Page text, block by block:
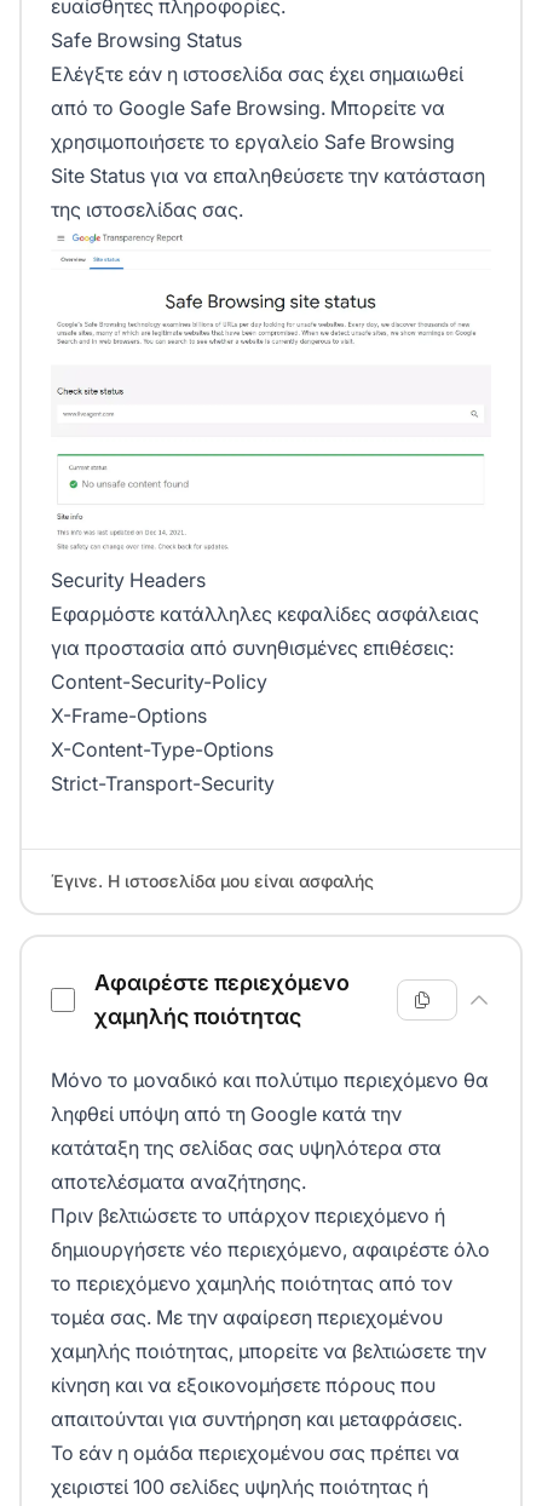
ευαίσθητες πληροφορίες.
Safe Browsing Status
Ελέγξτε εάν η ιστοσελίδα σας έχει σημαιωθεί
από το Google Safe Browsing. Μπορείτε να
χρησιμοποιήσετε το εργαλείο Safe Browsing
Site Status για να επαληθεύσετε την κατάσταση
της ιστοσελίδας σας.
Security Headers
Εφαρμόστε κατάλληλες κεφαλίδες ασφάλειας
για προστασία από συνηθισμένες επιθέσεις:
Content-Security-Policy
X-Frame-Options
X-Content-Type-Options
Strict-Transport-Security
Έγινε. Η ιστοσελίδα μου είναι ασφαλής
Αφαιρέστε περιεχόμενο
χαμηλής ποιότητας
Μόνο το μοναδικό και πολύτιμο περιεχόμενο θα
ληφθεί υπόψη από τη Google κατά την
κατάταξη της σελίδας σας υψηλότερα στα
αποτελέσματα αναζήτησης.
Πριν βελτιώσετε το υπάρχον περιεχόμενο ή
δημιουργήσετε νέο περιεχόμενο, αφαιρέστε όλο
το περιεχόμενο χαμηλής ποιότητας από τον
τομέα σας. Με την αφαίρεση περιεχομένου
χαμηλής ποιότητας, μπορείτε να βελτιώσετε την
κίνηση και να εξοικονομήσετε πόρους που
απαιτούνται για συντήρηση και μεταφράσεις.
Το εάν η ομάδα περιεχομένου σας πρέπει να
χειριστεί 100 σελίδες υψηλής ποιότητας ή